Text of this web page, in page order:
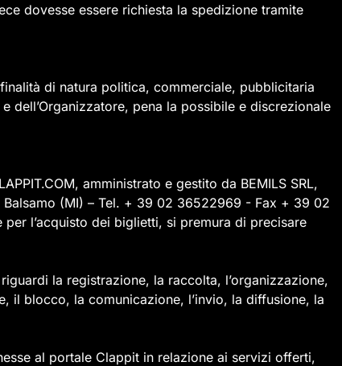
dovesse essere richiesta la spedizione tramite
di natura politica, commerciale, pubblicitaria
pena la possibile e discrezionale
amministrato e gestito da BEMILS SRL,
(MI) – Tel. + 39 02 36522969 - Fax + 39 02
l’acquisto dei biglietti, si premura di precisare
la registrazione, la raccolta, l’organizzazione,
il blocco, la comunicazione, l’invio, la diffusione, la
al portale Clappit in relazione ai servizi offerti,